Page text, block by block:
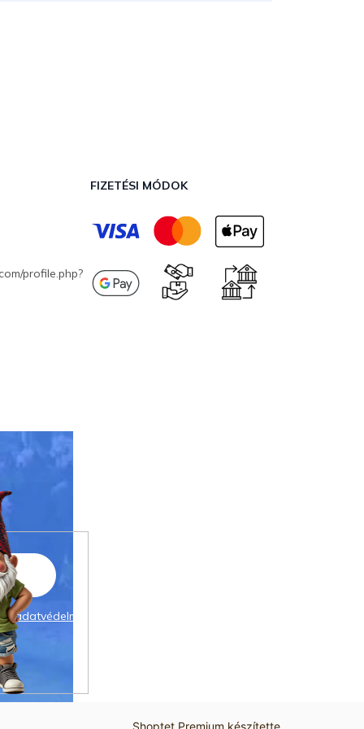
profile.php?
FIZETÉSI MÓDOK
adatvédelmi
Shoptet Premium készítette